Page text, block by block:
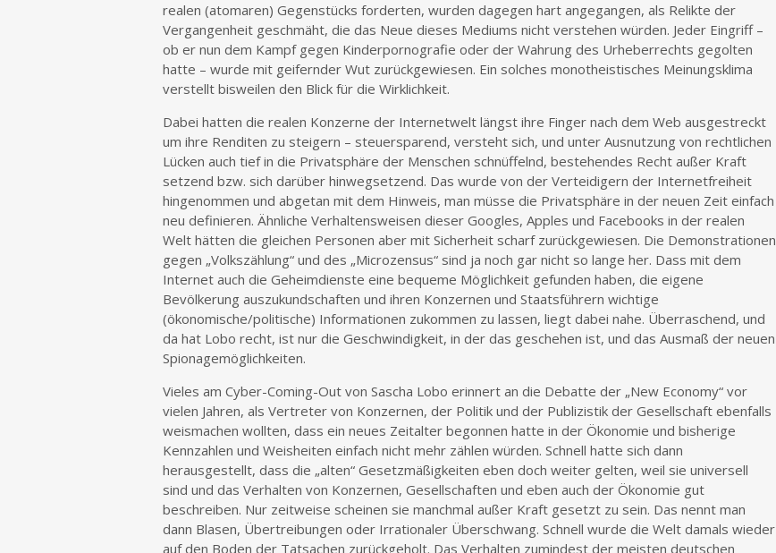
realen (atomaren) Gegenstücks forderten, wurden dagegen hart angegangen, als Relikte der
Vergangenheit geschmäht, die das Neue dieses Mediums nicht verstehen würden. Jeder Eingriff –
ob er nun dem Kampf gegen Kinderpornografie oder der Wahrung des Urheberrechts gegolten
hatte – wurde mit geifernder Wut zurückgewiesen. Ein solches monotheistisches Meinungsklima
verstellt bisweilen den Blick für die Wirklichkeit.
Dabei hatten die realen Konzerne der Internetwelt längst ihre Finger nach dem Web ausgestreckt
um ihre Renditen zu steigern – steuersparend, versteht sich, und unter Ausnutzung von rechtlichen
Lücken auch tief in die Privatsphäre der Menschen schnüffelnd, bestehendes Recht außer Kraft
setzend bzw. sich darüber hinwegsetzend. Das wurde von der Verteidigern der Internetfreiheit
hingenommen und abgetan mit dem Hinweis, man müsse die Privatsphäre in der neuen Zeit einfach
neu definieren. Ähnliche Verhaltensweisen dieser Googles, Apples und Facebooks in der realen
Welt hätten die gleichen Personen aber mit Sicherheit scharf zurückgewiesen. Die Demonstrationen
gegen „Volkszählung“ und des „Microzensus“ sind ja noch gar nicht so lange her. Dass mit dem
Internet auch die Geheimdienste eine bequeme Möglichkeit gefunden haben, die eigene
Bevölkerung auszukundschaften und ihren Konzernen und Staatsführern wichtige
(ökonomische/politische) Informationen zukommen zu lassen, liegt dabei nahe. Überraschend, und
da hat Lobo recht, ist nur die Geschwindigkeit, in der das geschehen ist, und das Ausmaß der neuen
Spionagemöglichkeiten.
Vieles am Cyber-Coming-Out von Sascha Lobo erinnert an die Debatte der „New Economy“ vor
vielen Jahren, als Vertreter von Konzernen, der Politik und der Publizistik der Gesellschaft ebenfalls
weismachen wollten, dass ein neues Zeitalter begonnen hatte in der Ökonomie und bisherige
Kennzahlen und Weisheiten einfach nicht mehr zählen würden. Schnell hatte sich dann
herausgestellt, dass die „alten“ Gesetzmäßigkeiten eben doch weiter gelten, weil sie universell
sind und das Verhalten von Konzernen, Gesellschaften und eben auch der Ökonomie gut
beschreiben. Nur zeitweise scheinen sie manchmal außer Kraft gesetzt zu sein. Das nennt man
dann Blasen, Übertreibungen oder Irrationaler Überschwang. Schnell wurde die Welt damals wieder
auf den Boden der Tatsachen zurückgeholt. Das Verhalten zumindest der meisten deutschen